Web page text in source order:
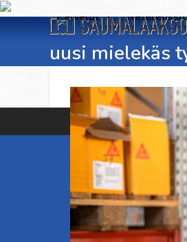
Skip
Palvelut Referenssit
uusi mielekäs